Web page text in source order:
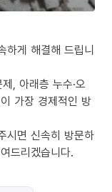
하게 해결해 드립니
, 아래층 누수·오
가장 경제적인 방
시면 신속히 방문하
드리겠습니다.